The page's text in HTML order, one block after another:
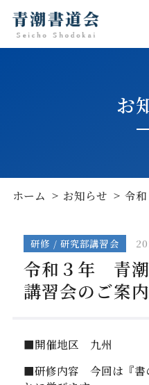
お
ホーム お知らせ 令
研修 / 研究部講習会
令和３年 青
講習会のご案内
■開催地区 九州
■研修内容 今回は『書